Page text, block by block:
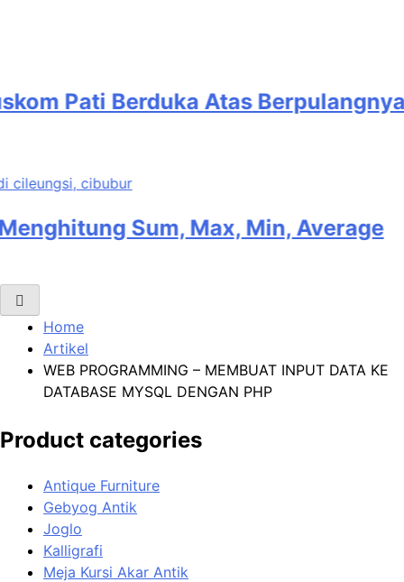
Pati Berduka Atas Berpulangnya
Sum, Max, Min, Average
Home
Artikel
WEB PROGRAMMING – MEMBUAT INPUT DATA KE
DATABASE MYSQL DENGAN PHP
Product categories
Antique Furniture
Gebyog Antik
Joglo
Kalligrafi
Meja Kursi Akar Antik